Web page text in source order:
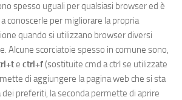
spesso uguali per qualsiasi browser ed è
conoscerle per migliorare la propria
quando si utilizzano browser diversi
Alcune scorciatoie spesso in comune sono,
e ctrl+f(sostituite cmd a ctrl se utilizzate
di aggiungere la pagina web che si sta
dei preferiti, la seconda permette di aprire